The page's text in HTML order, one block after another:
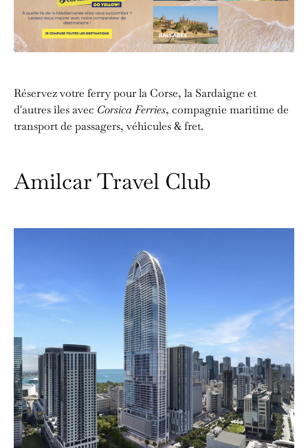
Réservez votre ferry pour la Corse, la Sardaigne et
d'autres îles avec Corsica Ferries, compagnie maritime de
transport de passagers, véhicules & fret.
Amilcar Travel Club